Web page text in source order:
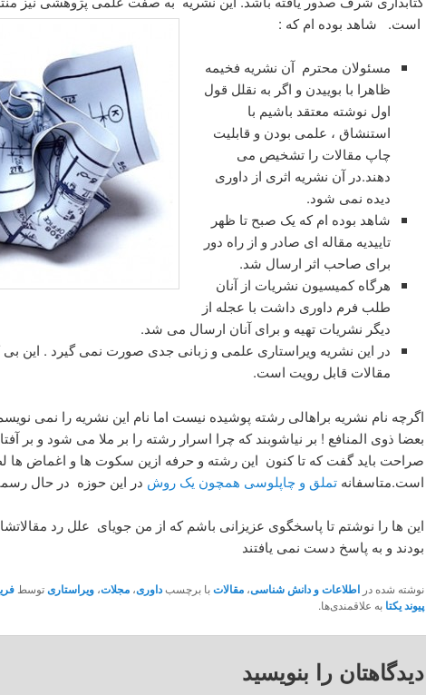
است. شاهد بوده ام که :
مسئولان محترم آن نشریه فخیمه
ظاهرا با بوییدن و اگر به نقلل قول
اول نوشته معتقد باشیم با
استنشاق ، علمی بودن و قابلیت
چاپ مقالات را تشخیص می
دهند.در آن نشریه اثری از داوری
دیده نمی شود.
شاهد بوده ام که یک صبح تا ظهر
تاییدیه مقاله ای صادر و از راه دور
برای صاحب اثر ارسال شد.
هرگاه کمیسیون نشریات از آنان
طلب فرم داوری داشت با عجله از
دیگر نشریات تهیه و برای آنان ارسال می شد.
در این نشریه ویراستاری علمی و زبانی جدی صورت نمی گیرد . این بی
مقالات قابل رویت است.
اگرچه نام نشریه براهالی رشته پوشیده نیست اما نام این نشریه را نمی
بعضا ذوی المنافع ! بر نیاشوبند که چرا اسرار رشته را بر ملا می شود و بر
صراحت باید گفت که تا کنون این رشته و حرفه ازین سکوت ها و اغماض ها
است.متاسفانه تملق و چاپلوسی همچون یک روش در این حوزه در حال
این ها را نوشتم تا پاسخگوی عزیزانی باشم که از من جویای علل رد
بودند و به پاسخ دست نمی یافتند
نوشته شده در اطلاعات و دانش شناسی، مقالاتبا برچسبداوری، مجلات، ویراستاریتوسط
پیوند یکتا به علاقمندی‌ها.
دیدگاهتان را بنویسید